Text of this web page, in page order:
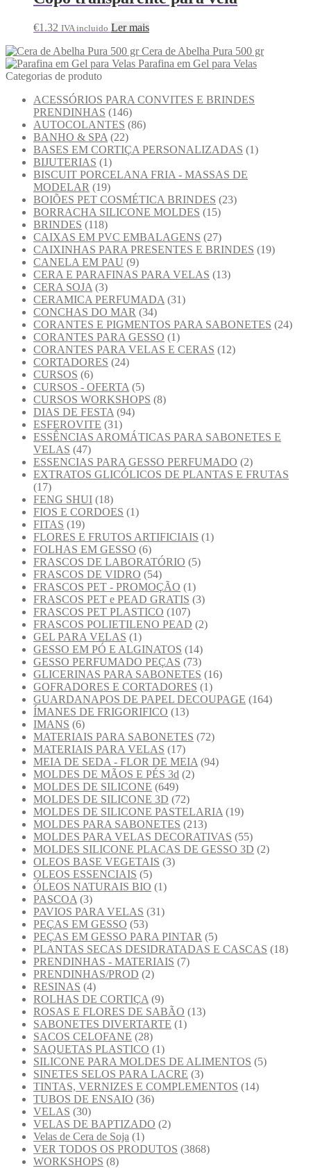
€1.32 IVA incluido Ler mais
Cera de Abelha Pura 500 gr
Parafina em Gel para Velas
Categorias de produto
ACESSÓRIOS PARA CONVITES E BRINDES
PRENDINHAS (146)
AUTOCOLANTES (86)
BANHO & SPA (22)
BASES EM CORTIÇA PERSONALIZADAS (1)
BIJUTERIAS (1)
BISCUIT PORCELANA FRIA - MASSAS DE
MODELAR (19)
BOIÕES PET COSMÉTICA BRINDES (23)
BORRACHA SILICONE MOLDES (15)
BRINDES (118)
CAIXAS EM PVC EMBALAGENS (27)
CAIXINHAS PARA PRESENTES E BRINDES (19)
CANELA EM PAU (9)
CERA E PARAFINAS PARA VELAS (13)
CERA SOJA (3)
CERAMICA PERFUMADA (31)
CONCHAS DO MAR (34)
CORANTES E PIGMENTOS PARA SABONETES (24)
CORANTES PARA GESSO (1)
CORANTES PARA VELAS E CERAS (12)
CORTADORES (24)
CURSOS (6)
CURSOS - OFERTA (5)
CURSOS WORKSHOPS (8)
DIAS DE FESTA (94)
ESFEROVITE (31)
ESSÊNCIAS AROMÁTICAS PARA SABONETES E
VELAS (47)
ESSENCIAS PARA GESSO PERFUMADO (2)
EXTRATOS GLICÓLICOS DE PLANTAS E FRUTAS
(17)
FENG SHUI (18)
FIOS E CORDOES (1)
FITAS (19)
FLORES E FRUTOS ARTIFICIAIS (1)
FOLHAS EM GESSO (6)
FRASCOS DE LABORATÓRIO (5)
FRASCOS DE VIDRO (54)
FRASCOS PET - PROMOÇÃO (1)
FRASCOS PET e PEAD GRATIS (3)
FRASCOS PET PLASTICO (107)
FRASCOS POLIETILENO PEAD (2)
GEL PARA VELAS (1)
GESSO EM PÓ E ALGINATOS (14)
GESSO PERFUMADO PEÇAS (73)
GLICERINAS PARA SABONETES (16)
GOFRADORES E CORTADORES (1)
GUARDANAPOS DE PAPEL DECOUPAGE (164)
ÍMANES DE FRIGORIFICO (13)
IMANS (6)
MATERIAIS PARA SABONETES (72)
MATERIAIS PARA VELAS (17)
MEIA DE SEDA - FLOR DE MEIA (94)
MOLDES DE MÃOS E PÉS 3d (2)
MOLDES DE SILICONE (649)
MOLDES DE SILICONE 3D (72)
MOLDES DE SILICONE PASTELARIA (19)
MOLDES PARA SABONETES (213)
MOLDES PARA VELAS DECORATIVAS (55)
MOLDES SILICONE PLACAS DE GESSO 3D (2)
OLEOS BASE VEGETAIS (3)
OLEOS ESSENCIAIS (5)
ÓLEOS NATURAIS BIO (1)
PASCOA (3)
PAVIOS PARA VELAS (31)
PEÇAS EM GESSO (53)
PEÇAS EM GESSO PARA PINTAR (5)
PLANTAS SECAS DESIDRATADAS E CASCAS (18)
PRENDINHAS - MATERIAIS (7)
PRENDINHAS/PROD (2)
RESINAS (4)
ROLHAS DE CORTIÇA (9)
ROSAS E FLORES DE SABÃO (13)
SABONETES DIVERTARTE (1)
SACOS CELOFANE (28)
SAQUETAS PLASTICO (1)
SILICONE PARA MOLDES DE ALIMENTOS (5)
SINETES SELOS PARA LACRE (3)
TINTAS, VERNIZES E COMPLEMENTOS (14)
TUBOS DE ENSAIO (36)
VELAS (30)
VELAS DE BAPTIZADO (2)
Velas de Cera de Soja (1)
VER TODOS OS PRODUTOS (3868)
WORKSHOPS (8)